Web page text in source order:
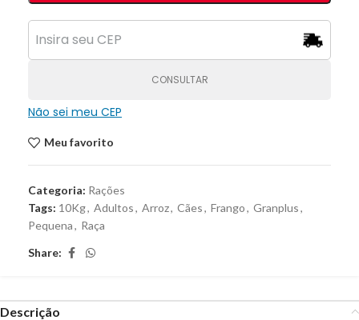
CONSULTAR
Não sei meu CEP
Meu favorito
Categoria: Rações
Tags: 10Kg, Adultos, Arroz, Cães, Frango, Granplus,
Pequena, Raça
Share:
Descrição